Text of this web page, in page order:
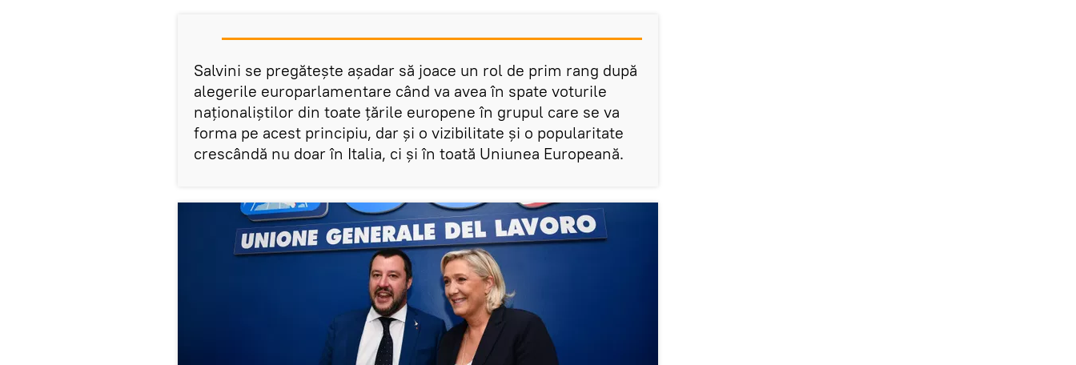
Salvini se pregătește așadar să joace un rol de prim rang după
alegerile europarlamentare când va avea în spate voturile
naționaliștilor din toate țările europene în grupul care se va
forma pe acest principiu, dar și o vizibilitate și o popularitate
crescândă nu doar în Italia, ci și în toată Uniunea Europeană.